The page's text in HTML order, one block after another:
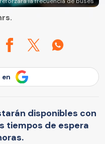
en
disponibles con
tiempos de espera